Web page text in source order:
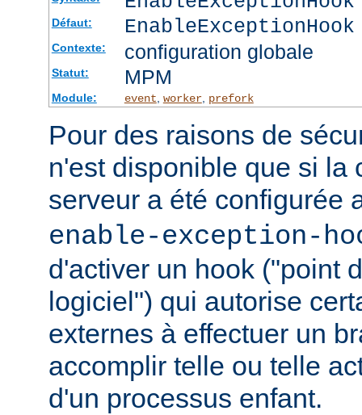
Défaut:
Contexte: configuration globale
Statut: MPM
Module: event worker, prefork
Pour des raisons de
n'est disponible que si la
serveur a été configurée
enable-exception-
d'activer un hook ("point
logiciel") qui autorise
externes à effectuer un
accomplir telle ou telle
d'un processus enfant.